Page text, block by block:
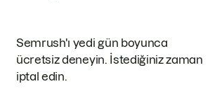
Semrush'ı yedi gün boyunca
ücretsiz deneyin. İstediğiniz zaman
iptal edin.